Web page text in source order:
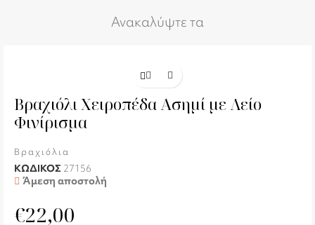
Ανακαλύψτε τα
Βραχιόλι Χειροπέδα Ασημί με Λείο
Φινίρισμα
Βραχιόλια
ΚΩΔΙΚΟΣ 27156
Άμεση αποστολή
€22,00